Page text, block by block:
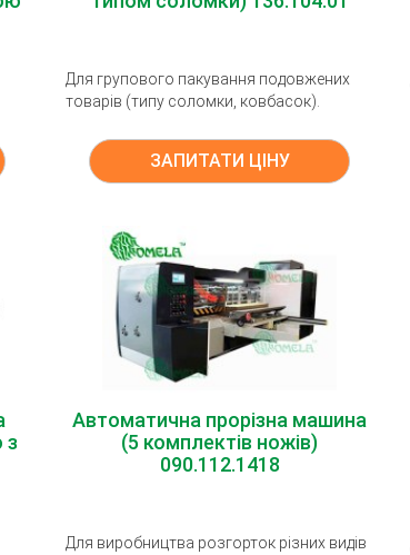
Для групового пакування подовжених
товарів (типу соломки, ковбасок).
ЗАПИТАТИ ЦІНУ
з
Автоматична прорізна машина
(5 комплектів ножів)
090.112.1418
Для виробництва розгорток різних видів